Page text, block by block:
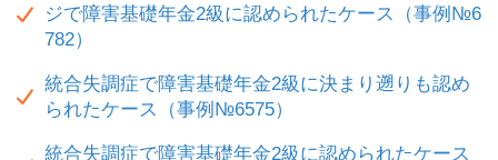
ジで障害基礎年金2級に認められたケース（事例№6
782）
統合失調症で障害基礎年金2級に決まり遡りも認め
られたケース（事例№6575）
統合失調症で障害基礎年金2級に認められたケース